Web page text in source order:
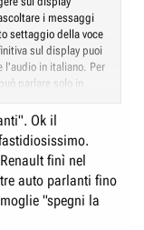
i messaggi
settaggio della voce
sul display puoi
l'audio in italiano. Per
parlare solo in
del settaggio che
italiano durante la
computer di bordo
durante la guida.
Ok il
finì nel
auto parlanti fino
"spegni la